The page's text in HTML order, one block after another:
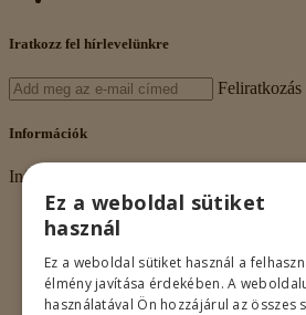
Iratkozz fel hírlevelünkre
Feliratkozás
Információk
Információk
Rólunk
Adatkezelés
Vásárlási feltételek
Nagykereskedelem
Kapcsolat
Ez a weboldal sütiket
használ
Ez a weboldal sütiket használ a
élmény javítása érdekében. A
használatával Ön hozzájárul az összes